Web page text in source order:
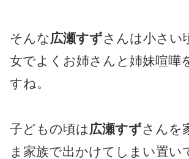
そんな広瀬すずさんは小さい
女でよくお姉さんと姉妹喧嘩
すね。
子どもの頃は 広瀬すずさんを
ま家族で出かけてしまい置い